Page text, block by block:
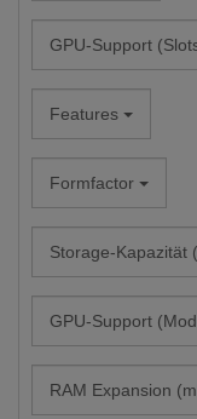
GPU-Support
Features
Formfactor
Storage-Kapazität
GPU-Support
RAM Expansion